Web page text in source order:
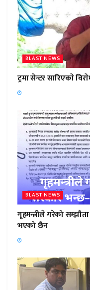
BLAST NEWS
ट्रमा सेन्टर सारिएकाे
BLAST NEWS
गृहमन्त्रीले गरेको
भएको छैन